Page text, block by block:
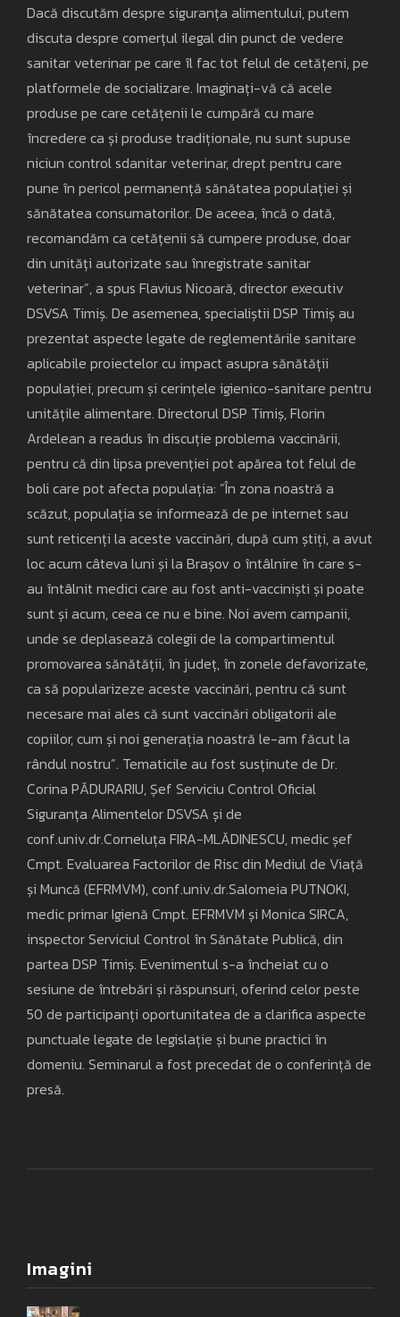
Dacă discutăm despre siguranța alimentului, putem
discuta despre comerțul ilegal din punct de vedere
sanitar veterinar pe care îl fac tot felul de cetățeni, pe
platformele de socializare. Imaginați-vă că acele
produse pe care cetățenii le cumpără cu mare
încredere ca și produse tradiționale, nu sunt supuse
niciun control sdanitar veterinar, drept pentru care
pune în pericol permanență sănătatea populației și
sănătatea consumatorilor. De aceea, încă o dată,
recomandăm ca cetățenii să cumpere produse, doar
din unități autorizate sau înregistrate sanitar
veterinar”, a spus Flavius Nicoară, director executiv
DSVSA Timiș. De asemenea, specialiștii DSP Timiș au
prezentat aspecte legate de reglementările sanitare
aplicabile proiectelor cu impact asupra sănătății
populației, precum și cerințele igienico-sanitare pentru
unitățile alimentare. Directorul DSP Timiș, Florin
Ardelean a readus în discuție problema vaccinării,
pentru că din lipsa prevenției pot apărea tot felul de
boli care pot afecta populația: ”În zona noastră a
scăzut, populația se informează de pe internet sau
sunt reticenți la aceste vaccinări, după cum știți, a avut
loc acum câteva luni și la Brașov o întâlnire în care s-
au întâlnit medici care au fost anti-vacciniști și poate
sunt și acum, ceea ce nu e bine. Noi avem campanii,
unde se deplasează colegii de la compartimentul
promovarea sănătății, în județ, în zonele defavorizate,
ca să popularizeze aceste vaccinări, pentru că sunt
necesare mai ales că sunt vaccinări obligatorii ale
copiilor, cum și noi generația noastră le-am făcut la
rândul nostru”. Tematicile au fost susținute de Dr.
Corina PĂDURARIU, Șef Serviciu Control Oficial
Siguranța Alimentelor DSVSA și de
conf.univ.dr.Corneluța FIRA-MLĂDINESCU, medic șef
Cmpt. Evaluarea Factorilor de Risc din Mediul de Viață
și Muncă (EFRMVM), conf.univ.dr.Salomeia PUTNOKI,
medic primar Igienă Cmpt. EFRMVM și Monica SIRCA,
inspector Serviciul Control în Sănătate Publică, din
partea DSP Timiș. Evenimentul s-a încheiat cu o
sesiune de întrebări și răspunsuri, oferind celor peste
50 de participanți oportunitatea de a clarifica aspecte
punctuale legate de legislație și bune practici în
domeniu. Seminarul a fost precedat de o conferință de
presă.
Imagini